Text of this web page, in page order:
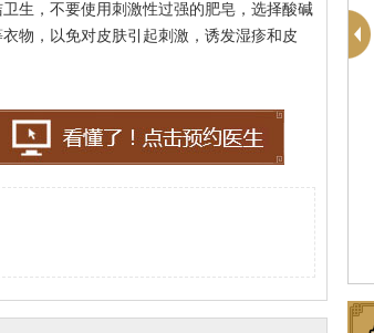
生，不要使用刺激性过强的肥皂，选择酸碱
物，以免对皮肤引起刺激，诱发湿疹和皮